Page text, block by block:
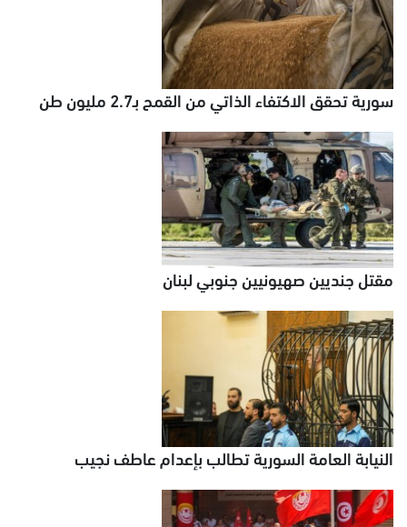
سورية تحقق الاكتفاء الذاتي من القمح بـ2.7 مليون طن
مقتل جنديين صهيونيين جنوبي لبنان
النيابة العامة السورية تطالب بإعدام عاطف نجيب